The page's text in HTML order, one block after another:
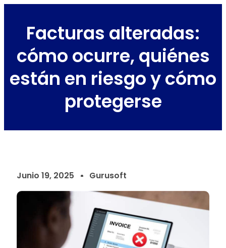
Facturas alteradas:
cómo ocurre, quiénes
están en riesgo y cómo
protegerse
Junio 19, 2025 Gurusoft